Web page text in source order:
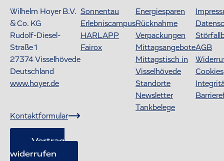
Wilhelm Hoyer B.V.
& Co. KG
Rudolf-Diesel-
Straße 1
27374Visselhövede
Deutschland
www.hoyer.de
Kontaktformular
Vertrag
widerrufen
Sonnentau
Erlebniscampus
HARLAPP
Fairox
Energiesparen
Rücknahme
Verpackungen
Mittagsangebote
Mittagstisch in
Visselhövede
Standorte
Newsletter
Tankbelege
AGB
Cookies